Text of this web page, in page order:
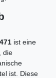
ist eine
, die
ist. Diese